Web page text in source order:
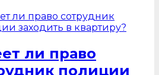
ли право
полиции